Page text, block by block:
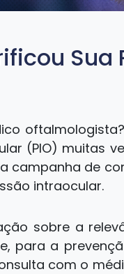
(PIO) muitas
campanha de
intraocular.
sobre a
para a
com o